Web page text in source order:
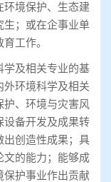
环境保护、生态建
生；或在企事业单
工作。
学及相关专业的基
外环境科学及相关
、环境与灾害风
设备开发及成果转
出创造性成果；具
文的能力；能够成
保护事业作出贡献